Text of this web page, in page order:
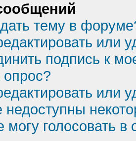
тему в
или
подпись к
опрос?
или
недоступны
голосовать в